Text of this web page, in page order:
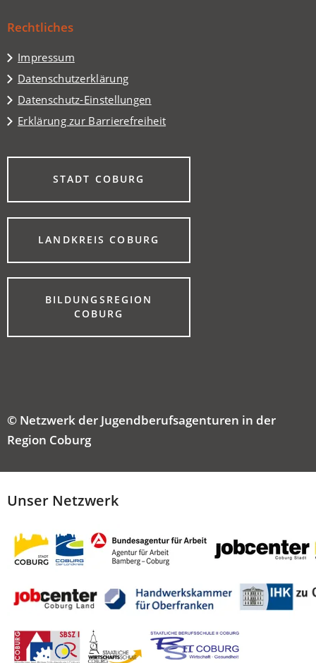
neuen
Rechtliches
Impressum
Datenschutzerklärung
Datenschutz-Einstellungen
Erklärung zur Barrierefreiheit
STADT COBURG
(ÖFFNET
NEUEN
LANDKREIS COBURG
(ÖFFNET
EINEM
NEUEN
BILDUNGSREGION
COBURG
EINEM
© Netzwerk der Jugendberufsagenturen in der
Region Coburg
Unser Netzwerk